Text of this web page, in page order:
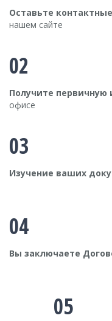
Оставьте
нашем сайте
02
Получите
офисе
03
Изучение ваших
04
Вы заключаете
05